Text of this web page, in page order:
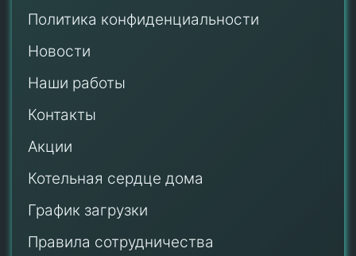
Политика конфиденциальности
Новости
Наши работы
Контакты
Акции
Котельная сердце дома
График загрузки
Правила сотрудничества